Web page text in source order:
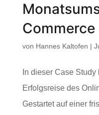
Commerce
von Hannes Kaltofen |
In dieser Case
Erfolgsreise des
Gestartet auf einer